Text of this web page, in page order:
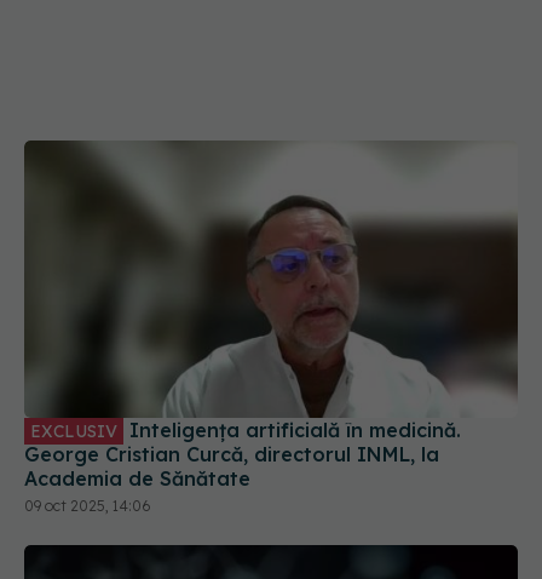
EXCLUSIV
George Cristian Curcă, directorul INML, la
Academia de Sănătate
09 oct 2025, 14:06